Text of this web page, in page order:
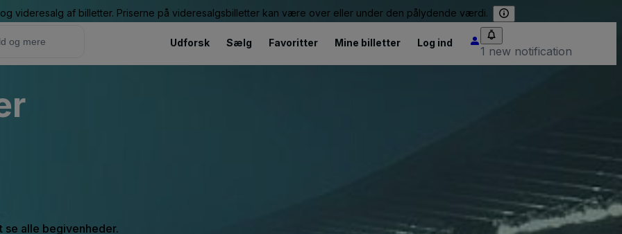
videresalg af billetter. Priserne på videresalgsbilletter kan være over eller under den pålydende værdi.
Udforsk Sælg Favoritter Mine billetter Log ind
1 new notification
alle begivenheder.